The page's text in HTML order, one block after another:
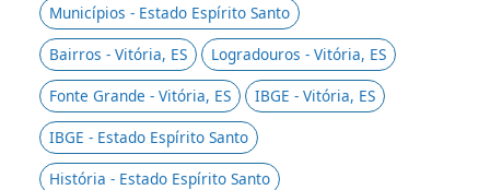
Municípios - Estado Espírito Santo
Bairros - Vitória, ES
Logradouros - Vitória, ES
Fonte Grande - Vitória, ES
IBGE - Vitória, ES
IBGE - Estado Espírito Santo
História - Estado Espírito Santo